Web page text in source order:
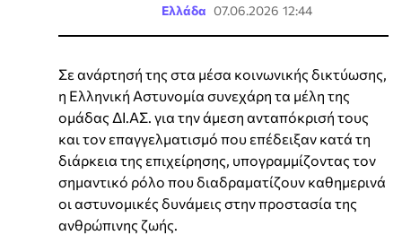
Ελλάδα 07.06.2026 12:44
Σε ανάρτησή της στα μέσα κοινωνικής δικτύωσης,
η Ελληνική Αστυνομία συνεχάρη τα μέλη της
ομάδας ΔΙ.ΑΣ. για την άμεση ανταπόκρισή τους
και τον επαγγελματισμό που επέδειξαν κατά τη
διάρκεια της επιχείρησης, υπογραμμίζοντας τον
σημαντικό ρόλο που διαδραματίζουν καθημερινά
οι αστυνομικές δυνάμεις στην προστασία της
ανθρώπινης ζωής.